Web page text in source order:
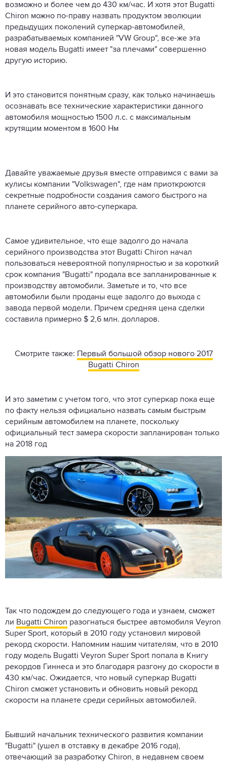
возможно и более чем до 430 км/час. И хотя этот Bugatti
Chiron можно по-праву назвать продуктом эволюции
предыдущих поколений суперкар-автомобилей,
разрабатываемых компанией "VW Group", все-же эта
новая модель Bugatti имеет "за плечами" совершенно
другую историю.
И это становится понятным сразу, как только начинаешь
осознавать все технические характеристики данного
автомобиля мощностью 1500 л.с. с максимальным
крутящим моментом в 1600 Нм
Давайте уважаемые друзья вместе отправимся с вами за
кулисы компании "Volkswagen", где нам приоткроются
секретные подробности создания самого быстрого на
планете серийного авто-суперкара.
Самое удивительное, что еще задолго до начала
серийного производства этот Bugatti Chiron начал
пользоваться невероятной популярностью и за короткий
срок компания "Bugatti" продала все запланированные к
производству автомобили. Заметьте и то, что все
автомобили были проданы еще задолго до выхода с
завода первой модели. Причем средняя цена сделки
составила примерно $ 2,6 млн. долларов.
Смотрите также:
Первый большой обзор нового 2017
Bugatti Chiron
И это заметим с учетом того, что этот суперкар пока еще
по факту нельзя официально назвать самым быстрым
серийным автомобилем на планете, поскольку
официальный тест замера скорости запланирован только
на 2018 год
Так что подождем до следующего года и узнаем, сможет
ли Bugatti Chiron разогнаться быстрее автомобиля Veyron
Super Sport, который в 2010 году установил мировой
рекорд скорости. Напомним нашим читателям, что в 2010
году модель Bugatti Veyron Super Sport попала в Книгу
рекордов Гиннеса и это благодаря разгону до скорости в
430 км/час. Ожидается, что новый суперкар Bugatti
Chiron сможет установить и обновить новый рекорд
скорости на планете среди серийных автомобилей.
Бывший начальник технического развития компании
"Bugatti" (ушел в отставку в декабре 2016 года),
отвечающий за разработку Chiron, в недавнем своем